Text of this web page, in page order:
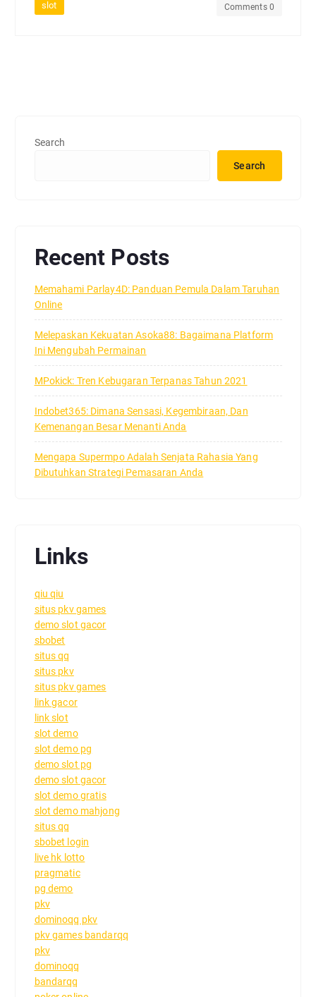
slot Comments 0
Search
Search
Recent Posts
Memahami Parlay4D: Panduan Pemula Dalam Taruhan
Online
Melepaskan Kekuatan Asoka88: Bagaimana Platform
Ini Mengubah Permainan
MPokick: Tren Kebugaran Terpanas Tahun 2021
Indobet365: Dimana Sensasi, Kegembiraan, Dan
Kemenangan Besar Menanti Anda
Mengapa Supermpo Adalah Senjata Rahasia Yang
Dibutuhkan Strategi Pemasaran Anda
Links
qiu qiu
situs pkv games
demo slot gacor
sbobet
situs qq
situs pkv
situs pkv games
link gacor
link slot
slot demo
slot demo pg
demo slot pg
demo slot gacor
slot demo gratis
slot demo mahjong
situs qq
sbobet login
live hk lotto
pragmatic
pg demo
pkv
dominoqq pkv
pkv games bandarqq
pkv
dominoqq
bandarqq